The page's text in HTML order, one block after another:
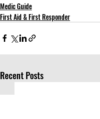
Medic Guide
First Aid & First Responder
Recent Posts